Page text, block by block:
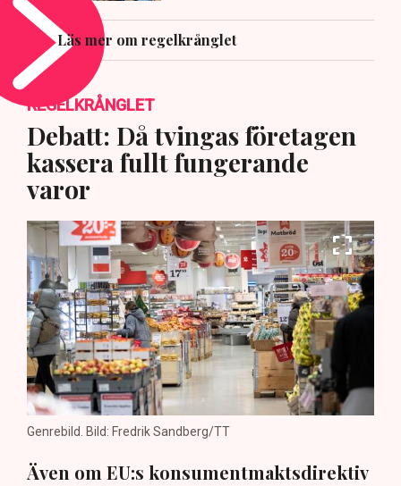
Läs mer om regelkrånglet
REGELKRÅNGLET
Debatt: Då tvingas företagen
kassera fullt fungerande
varor
Genrebild. Bild: Fredrik Sandberg/TT
Även om EU:s konsumentmaktsdirektiv